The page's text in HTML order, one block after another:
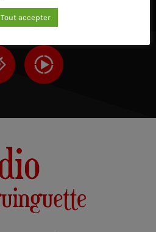
Tout accepter